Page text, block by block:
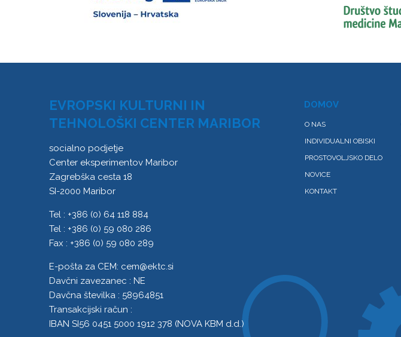
EVROPSKI KULTURNI IN
TEHNOLOŠKI CENTER MARIBOR
socialno podjetje
Center eksperimentov Maribor
Zagrebška cesta 18
SI-2000 Maribor
Tel : +386 (0) 64 118 884
Tel : +386 (0) 59 080 286
Fax : +386 (0) 59 080 289
E-pošta za CEM: cem@ektc.si
Davčni zavezanec : NE
Davčna številka : 58964851
Transakcijski račun :
IBAN SI56 0451 5000 1912 378 (NOVA KBM d.d.)
DOMOV
O NAS
INDIVIDUALNI OBISKI
PROSTOVOLJSKO DELO
NOVICE
KONTAKT